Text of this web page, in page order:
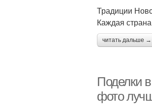
Традиции
Каждая
читать дальше →
Поделки
фото